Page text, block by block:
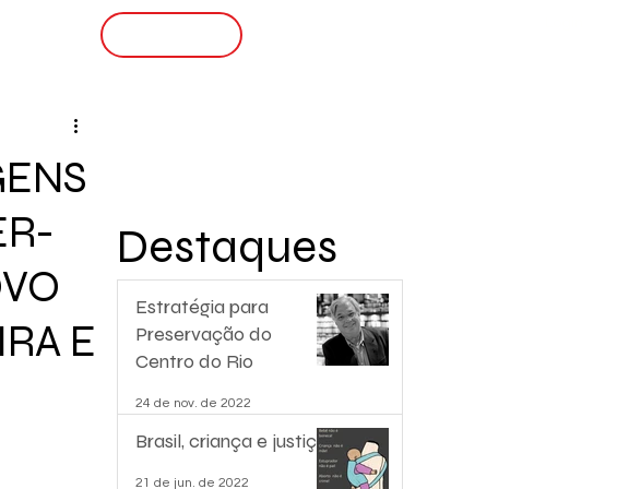
E
Estratégia para
Preservação do
Centro do Rio
24 de nov. de 2022
Brasil, criança e justiça.
21 de jun. de 2022
Destaques